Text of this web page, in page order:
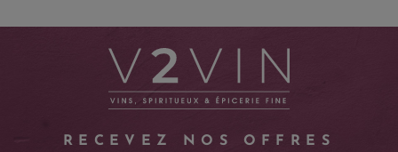
RECEVEZ NOS OFFRES